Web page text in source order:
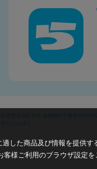
公安委員会許可済 古物商許可番号
社らしんばん
した商品及び情報を提供す
様ご利用のブラウザ設定